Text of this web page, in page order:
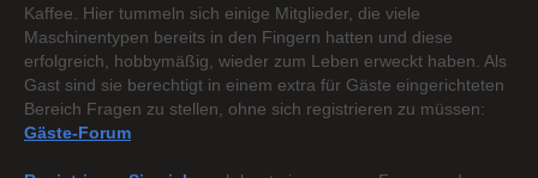
Kaffee. Hier tummeln sich einige Mitglieder, die viele
Maschinentypen bereits in den Fingern hatten und diese
erfolgreich, hobbymäßig, wieder zum Leben erweckt haben. Als
Gast sind sie berechtigt in einem extra für Gäste eingerichteten
Bereich Fragen zu stellen, ohne sich registrieren zu müssen:
Gäste-Forum